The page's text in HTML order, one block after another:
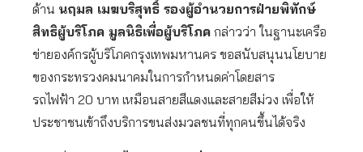
ด้าน นฤมล เมฆบริสุทธิ์ รองผู้อำนวยการฝ่ายพิทักษ์
สิทธิผู้บริโภค มูลนิธิเพื่อผู้บริโภค กล่าวว่า ในฐานะเครือ
ข่ายองค์กรผู้บริโภคกรุงเทพมหานคร ขอสนับสนุนนโยบาย
ของกระทรวงคมนาคมในการกำหนดค่าโดยสาร
รถไฟฟ้า 20 บาท เหมือนสายสีแดงและสายสีม่วง เพื่อให้
ประชาชนเข้าถึงบริการขนส่งมวลชนที่ทุกคนขึ้นได้จริง